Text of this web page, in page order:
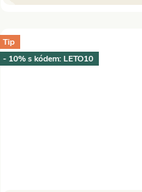
Tip
- 10% s kódem: LETO10